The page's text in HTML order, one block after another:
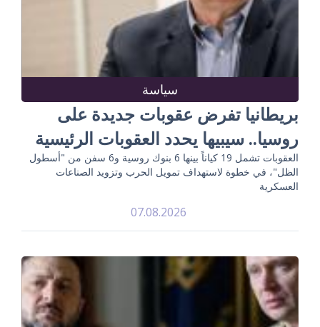
سياسة
بريطانيا تفرض عقوبات جديدة على
روسيا.. سيبيها يحدد العقوبات الرئيسية
العقوبات تشمل 19 كياناً بينها 6 بنوك روسية و6 سفن من "أسطول
الظل"، في خطوة لاستهداف تمويل الحرب وتزويد الصناعات
العسكرية
07.08.2026